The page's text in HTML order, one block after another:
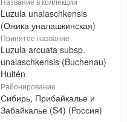
Luzula unalaschkensis
(Ожика уналашкинская)
Принятое название
Luzula arcuata subsp.
unalaschkensis (Buchenau)
Hultén
Районирование
Сибирь, Прибайкалье и
Забайкалье (S4) (Россия)